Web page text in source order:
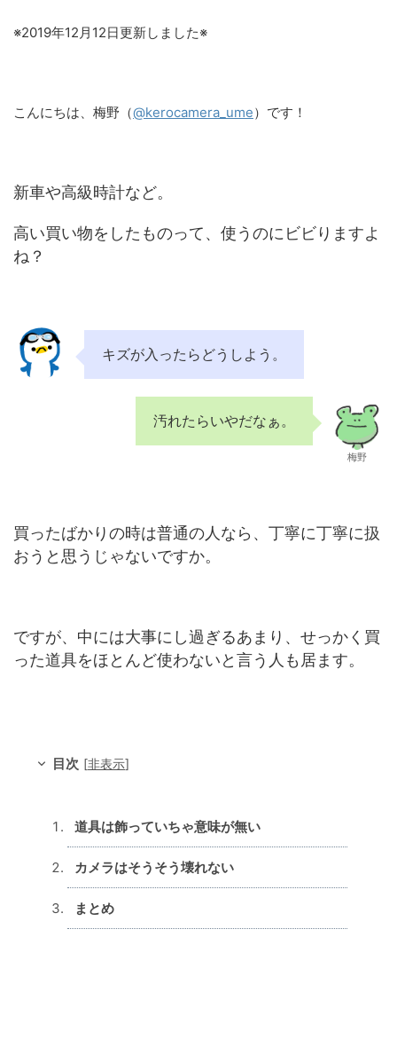
※2019年12月12日更新しました※
こんにちは、梅野（@kerocamera_ume）です！
新車や高級時計など。
高い買い物をしたものって、使うのにビビりますよ
ね？
キズが入ったらどうしよう。
汚れたらいやだなぁ。
梅野
買ったばかりの時は普通の人なら、丁寧に丁寧に扱
おうと思うじゃないですか。
ですが、中には大事にし過ぎるあまり、せっかく買
った道具をほとんど使わないと言う人も居ます。
目次 [非表示]
道具は飾っていちゃ意味が無い
カメラはそうそう壊れない
まとめ